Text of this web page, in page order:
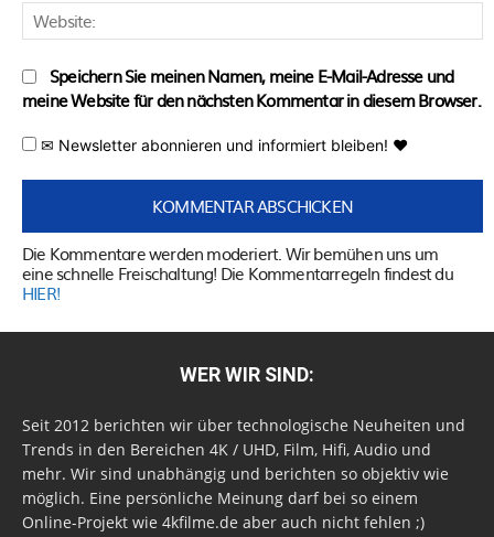
Speichern Sie meinen Namen, meine E-Mail-Adresse und
meine Website für den nächsten Kommentar in diesem Browser.
✉ Newsletter abonnieren und informiert bleiben! ♥
Die Kommentare werden moderiert. Wir bemühen uns um
eine schnelle Freischaltung! Die Kommentarregeln findest du
HIER!
WER WIR SIND:
Seit 2012 berichten wir über technologische Neuheiten und
Trends in den Bereichen 4K / UHD, Film, Hifi, Audio und
mehr. Wir sind unabhängig und berichten so objektiv wie
möglich. Eine persönliche Meinung darf bei so einem
Online-Projekt wie 4kfilme.de aber auch nicht fehlen ;)